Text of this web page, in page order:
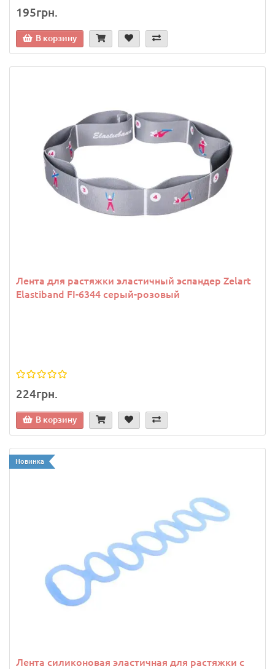
195грн.
В корзину
Лента для растяжки эластичный эспандер Zelart
Elastiband FI-6344 серый-розовый
224грн.
В корзину
Новинка
Лента силиконовая эластичная для растяжки с